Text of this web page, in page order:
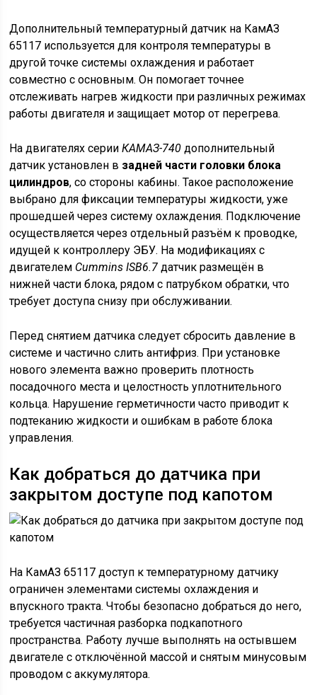
Дополнительный температурный датчик на КамАЗ
65117 используется для контроля температуры в
другой точке системы охлаждения и работает
совместно с основным. Он помогает точнее
отслеживать нагрев жидкости при различных режимах
работы двигателя и защищает мотор от перегрева.
На двигателях серииКАМАЗ-740 дополнительный
датчик установлен в задней части головки блока
цилиндров, со стороны кабины. Такое расположение
выбрано для фиксации температуры жидкости, уже
прошедшей через систему охлаждения. Подключение
осуществляется через отдельный разъём к проводке,
идущей к контроллеру ЭБУ. На модификациях с
двигателем Cummins ISB6.7 датчик размещён в
нижней части блока, рядом с патрубком обратки, что
требует доступа снизу при обслуживании.
Перед снятием датчика следует сбросить давление в
системе и частично слить антифриз. При установке
нового элемента важно проверить плотность
посадочного места и целостность уплотнительного
кольца. Нарушение герметичности часто приводит к
подтеканию жидкости и ошибкам в работе блока
управления.
Как добраться до датчика при
закрытом доступе под капотом
На КамАЗ 65117 доступ к температурному датчику
ограничен элементами системы охлаждения и
впускного тракта. Чтобы безопасно добраться до него,
требуется частичная разборка подкапотного
пространства. Работу лучше выполнять на остывшем
двигателе с отключённой массой и снятым минусовым
проводом с аккумулятора.